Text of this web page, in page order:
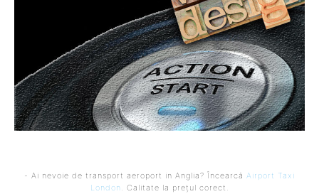
- Ai nevoie de transport aeroport in Anglia? Încearcă Airport Taxi
London. Calitate la prețul corect.